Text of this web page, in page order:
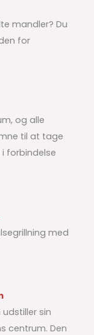
mandler? Du
for
og alle
til at tage
forbindelse
med
sin
centrum. Den